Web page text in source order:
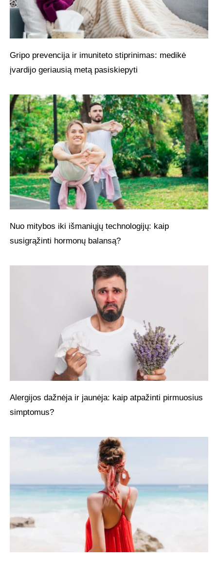
Gripo prevencija ir imuniteto stiprinimas: medikė
įvardijo geriausią metą pasiskiepyti
Nuo mitybos iki išmaniųjų technologijų: kaip
susigrąžinti hormonų balansą?
Alergijos dažnėja ir jaunėja: kaip atpažinti pirmuosius
simptomus?